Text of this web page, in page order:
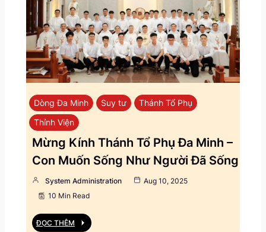
Dòng Đa Minh Suy tư
Thánh Tổ Phụ
Thỉnh Viện
Mừng Kính Thánh Tổ Phụ Đa Minh –
Con Muốn Sống Như Người Đã Sống
System Administration
Aug 10, 2025
10 Min Read
ĐỌC THÊM